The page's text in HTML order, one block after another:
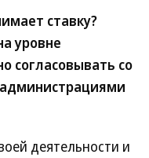
ставку?
уровне
согласовывать со
деятельности и